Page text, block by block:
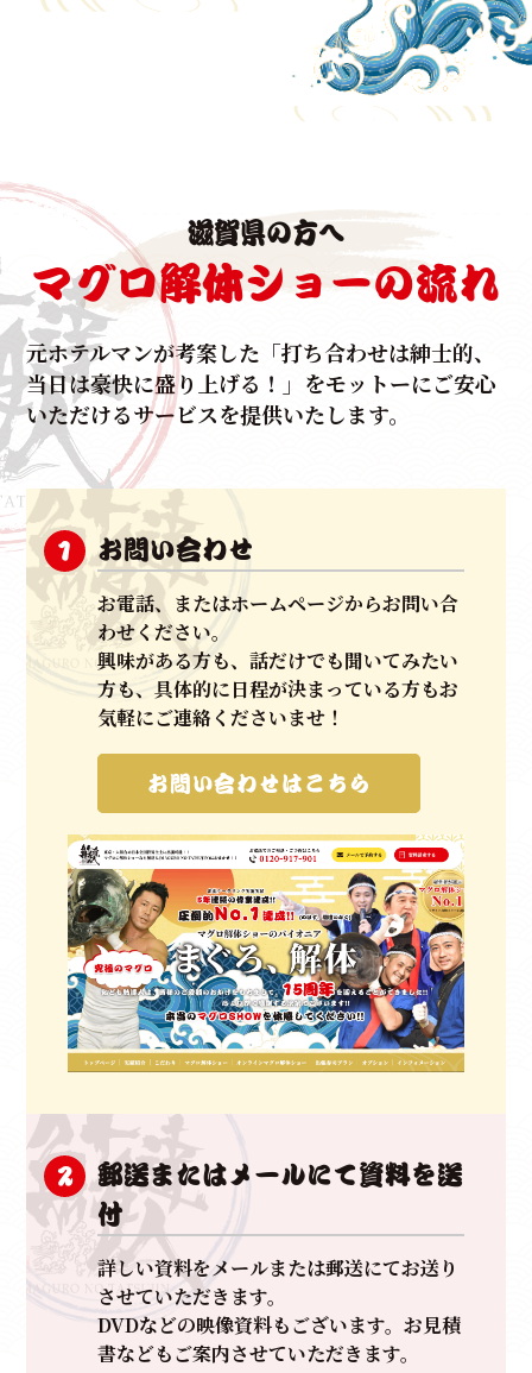
生マグロの水揚げで有数の漁港を誇る本場和歌山よ
生マグロをもっとたくさん知ってもらたい！
法人様の周年行事、ご結婚披露宴、集客イベントな
様々なシチュエーションでご利用いただいておりま
す。
いずれも出席者は前年をオーバーするほど、これまで
に
たくさんのお客様の集客とご利用、反響の
お言葉をいただいて参りました。
元ホテルマンによって企画立案されたマグロ解体ショ
ーは、
きめ細やかで丁寧な応対、スムーズな現場はお客様の
手間を
すべて無くし、ＭＣを同行させ、マグロ入刀式やマグ
クイズ（競りのイメージ）などゲストの皆さまにもご
だける他にはない唯一無二のマグロ解体ショーです。
いわばエンターテイメントに進化させた
パイオニアだと自負しております。
お祝い、集客イベントやパーティーなど、御目出度い
日には、
マグロ解体ショー！と認知、文化を構築できるよ
日々進化を止めることなく、日本全国、世界へと
滋賀県の方へ
マグロ解体ショーの流れ
元ホテルマンが考案した 「打ち合わせは紳士的、
当日は豪快に盛り上げる！」をモットーにご安心
いただけるサービスを提供いたします。
1 お問い合わせ
お電話、またはホームページからお問い合
わせください。
興味がある方も、話だけでも聞いてみたい
方も、具体的に日程が決まっている方もお
気軽にご連絡くださいませ！
お問い合わせはこちら
2
郵送またはメールにて資料を送
付
詳しい資料をメールまたは郵送にてお送り
させていただきます。
DVDなどの映像資料もございます。お見積
書などもご案内させていただきます。